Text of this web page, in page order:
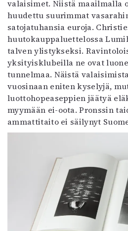
valaisimet. Niistä maailmalla
huudettu suurimmat
satojatuhansia euroja.
huutokauppaluettelossa
talven ylistykseksi.
yksityisklubeilla ne ovat
tunnelmaa. Näistä
vuosinaan eniten kyselyjä,
luottohopeaseppien jäätyä
myymään ei-oota. Pronssin
ammattitaito ei säilynyt